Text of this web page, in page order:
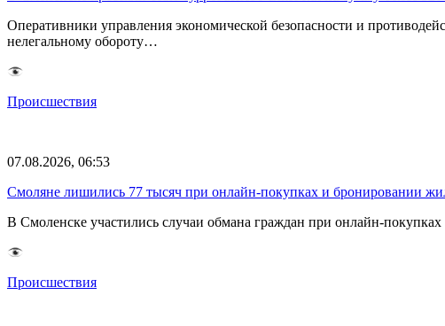
Оперативники управления экономической безопасности и
нелегальному обороту…
Происшествия
07.08.2026, 06:53
Смоляне лишились 77 тысяч при онлайн-покупках и бронировании
В Смоленске участились случаи обмана граждан при онлайн-
Происшествия